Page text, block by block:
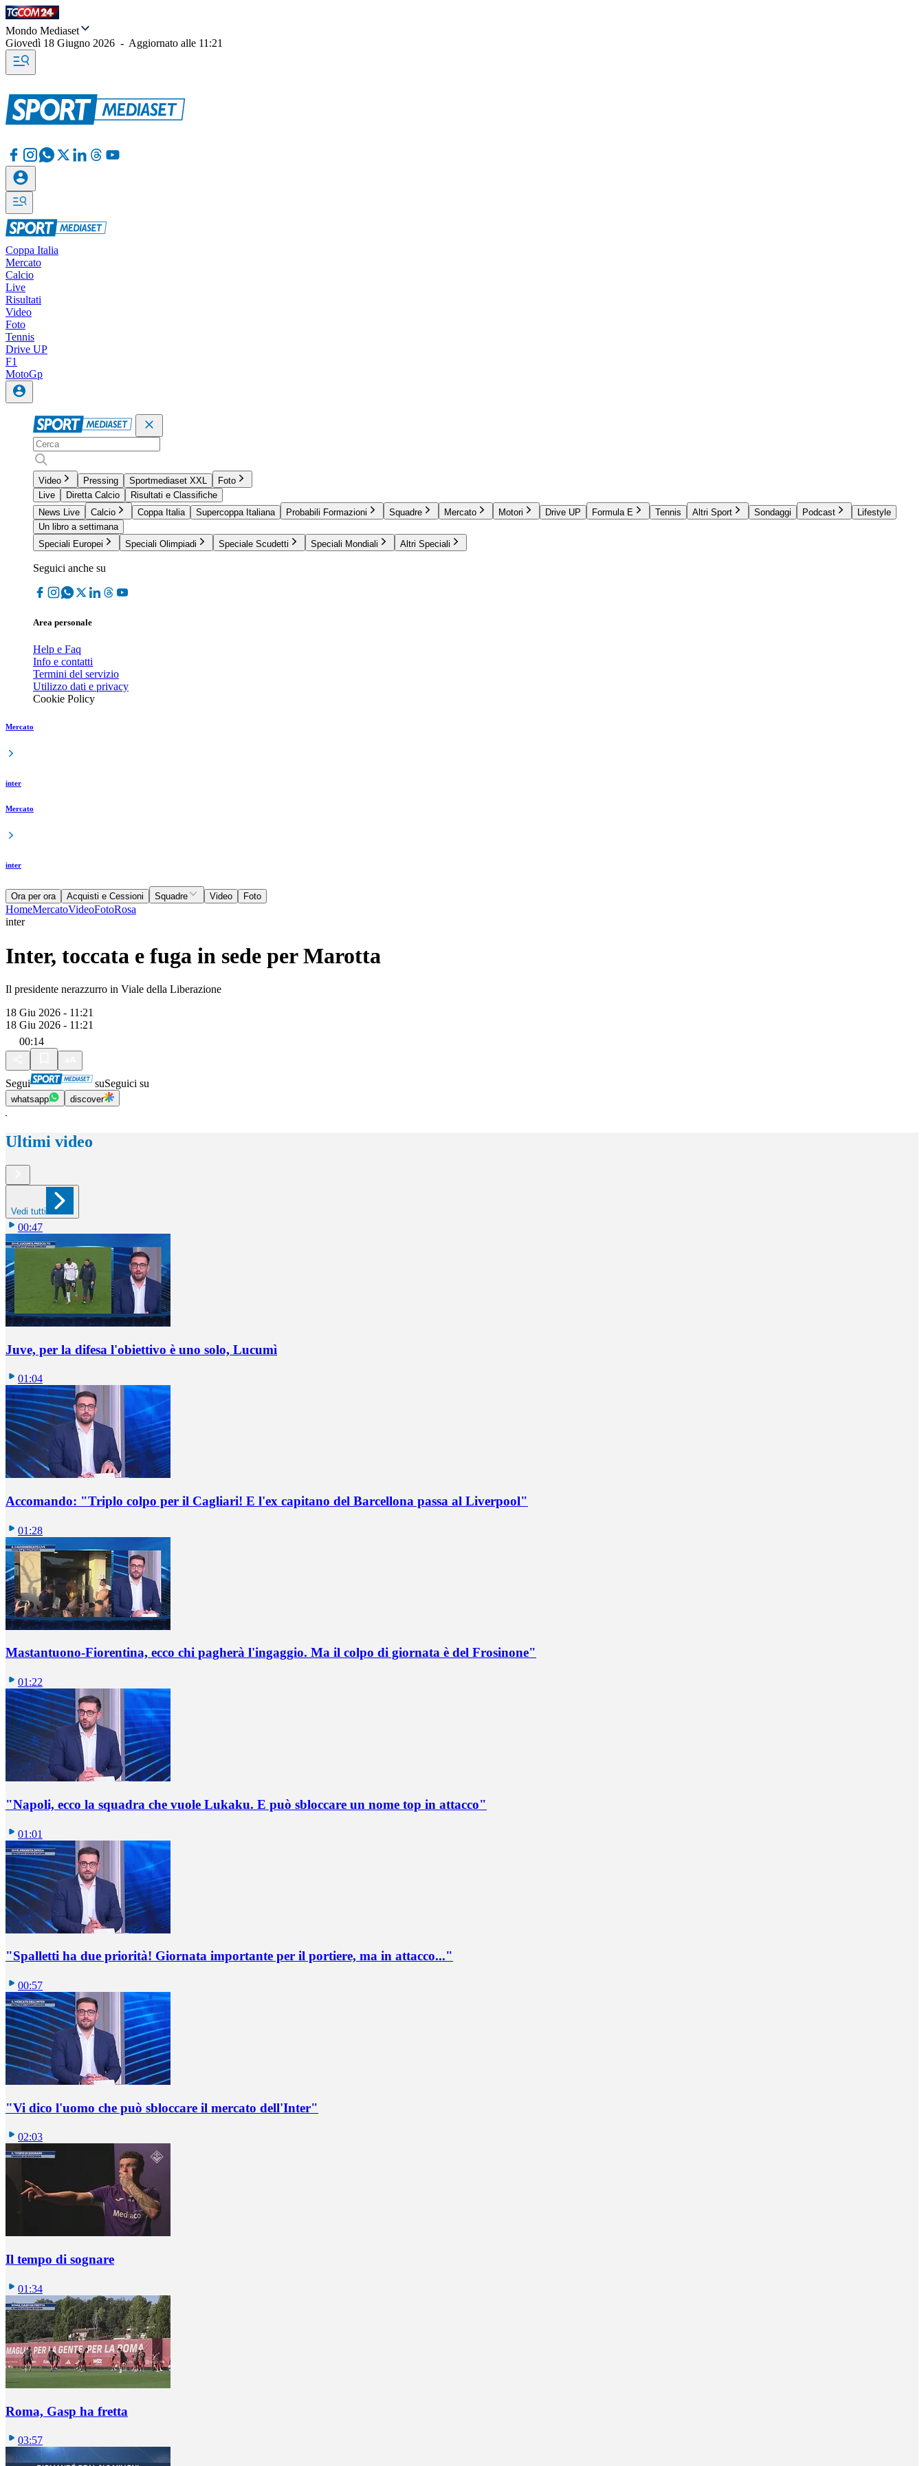
Mondo Mediaset
Giovedì 18 Giugno 2026 - Aggiornato alle 11:21
Coppa Italia
Mercato
Calcio
Live
Risultati
Video
Foto
Tennis
Drive UP
F1
MotoGp
Video Pressing Sportmediaset XXL
Foto
Live
Diretta Calcio
Risultati e Classifiche
News Live
Calcio Coppa Italia Supercoppa Italiana Probabili Formazioni Squadre Mercato Motori Drive UP Formula E Tennis Altri Sport Sondaggi Podcast
Lifestyle
Un libro a settimana
Speciali Europei
Speciali Olimpiadi Speciale Scudetti Speciali Mondiali Altri Speciali
Seguici anche su
Area personale
Help e Faq
Info e contatti
Termini del servizio
Utilizzo dati e privacy
Cookie Policy
Mercato
inter
Mercato
inter
Ora per ora Acquisti e Cessioni Squadre Video Foto
HomeMercatoVideoFotoRosa
inter
Inter, toccata e fuga in sede per Marotta
Il presidente nerazzurro in Viale della Liberazione
18 Giu 2026 - 11:21
18 Giu 2026 - 11:21
00:14
Segui suSeguici su
whatsapp discover
Ultimi video
Vedi tutti
00:47
Juve, per la difesa l'obiettivo è uno solo, Lucumì
01:04
Accomando: "Triplo colpo per il Cagliari! E l'ex capitano del Barcellona passa al Liverpool"
01:28
Mastantuono-Fiorentina, ecco chi pagherà l'ingaggio. Ma il colpo di giornata è del Frosinone"
01:22
"Napoli, ecco la squadra che vuole Lukaku. E può sbloccare un nome top in attacco"
01:01
"Spalletti ha due priorità! Giornata importante per il portiere, ma in attacco..."
00:57
"Vi dico l'uomo che può sbloccare il mercato dell'Inter"
02:03
Il tempo di sognare
01:34
Roma, Gasp ha fretta
03:57